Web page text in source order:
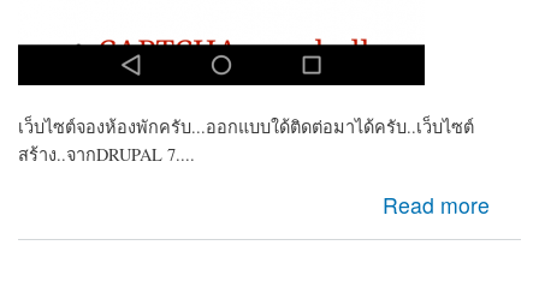
เว็บไซต์จองห้องพักครับ...ออกแบบใด้ติดต่อมาได้ครับ..เว็บไซต์
สร้าง..จากDRUPAL 7....
Read more
about ต้องการหาคนพัฒนาเว็บ เพิ่มระบบ CREDIT CARD